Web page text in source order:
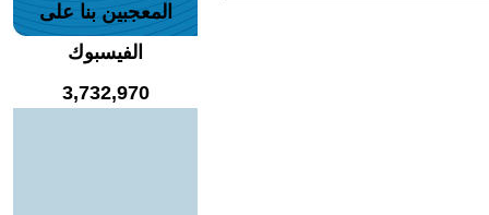
المعجبين بنا على
الفيسبوك
3,732,970